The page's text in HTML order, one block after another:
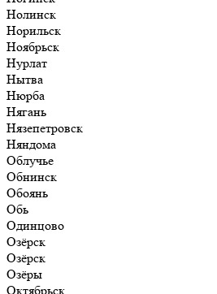
Нолинск
Норильск
Ноябрьск
Нурлат
Нытва
Нюрба
Нягань
Нязепетровск
Няндома
Облучье
Обнинск
Обоянь
Обь
Одинцово
Озёрск
Озёрск
Озёры
Октябрьск